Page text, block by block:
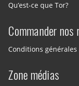
Qu’est-ce que Tor?
Commander nos
Conditions générales
Zone médias